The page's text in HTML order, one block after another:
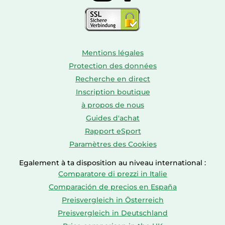
Mentions légales
Protection des données
Recherche en direct
Inscription boutique
à propos de nous
Guides d'achat
Rapport eSport
Paramètres des Cookies
Egalement à ta disposition au niveau international :
Comparatore di prezzi in Italie
Comparación de precios en España
Preisvergleich in Österreich
Preisvergleich in Deutschland